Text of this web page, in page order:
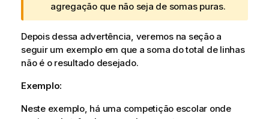
t
a
d
e
a
v
r
agregação que não seja de somas puras.
Depois dessa advertência, veremos na seção a
seguir um exemplo em que a soma do total de linhas
não é o resultado desejado.
Exemplo:
Neste exemplo, há uma competição escolar onde